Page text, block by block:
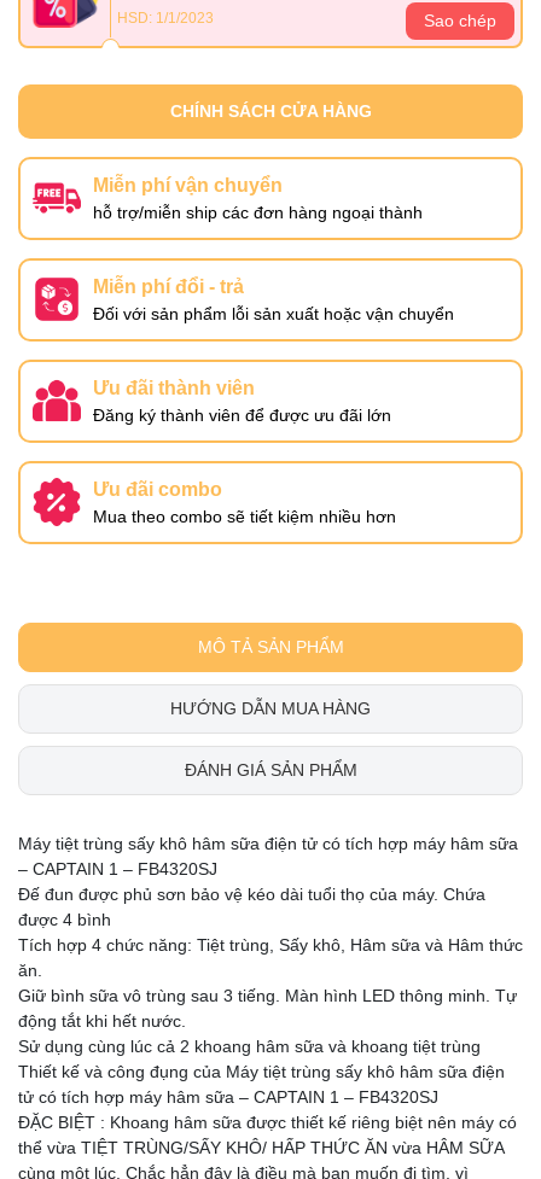
HSD: 1/1/2023
Sao chép
CHÍNH SÁCH CỬA HÀNG
Miễn phí vận chuyển
hỗ trợ/miễn ship các đơn hàng ngoại thành
Miễn phí đổi - trả
Đối với sản phẩm lỗi sản xuất hoặc vận chuyển
Ưu đãi thành viên
Đăng ký thành viên để được ưu đãi lớn
Ưu đãi combo
Mua theo combo sẽ tiết kiệm nhiều hơn
MÔ TẢ SẢN PHẨM
HƯỚNG DẪN MUA HÀNG
ĐÁNH GIÁ SẢN PHẨM
Máy tiệt trùng sấy khô hâm sữa điện tử có tích hợp máy hâm sữa
– CAPTAIN 1 – FB4320SJ
Đế đun được phủ sơn bảo vệ kéo dài tuổi thọ của máy. Chứa
được 4 bình
Tích hợp 4 chức năng: Tiệt trùng, Sấy khô, Hâm sữa và Hâm thức
ăn.
Giữ bình sữa vô trùng sau 3 tiếng. Màn hình LED thông minh. Tự
động tắt khi hết nước.
Sử dụng cùng lúc cả 2 khoang hâm sữa và khoang tiệt trùng
Thiết kế và công đụng của Máy tiệt trùng sấy khô hâm sữa điện
tử có tích hợp máy hâm sữa – CAPTAIN 1 – FB4320SJ
ĐẶC BIỆT : Khoang hâm sữa được thiết kế riêng biệt nên máy có
thể vừa TIỆT TRÙNG/SẤY KHÔ/ HẤP THỨC ĂN vừa HÂM SỮA
cùng một lúc. Chắc hẳn đây là điều mà bạn muốn đi tìm, vì